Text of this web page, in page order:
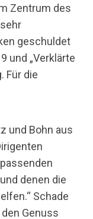
Zentrum des
geschuldet
und „Verklärte
Für die
und Bohn aus
denen die
Schade
Genuss